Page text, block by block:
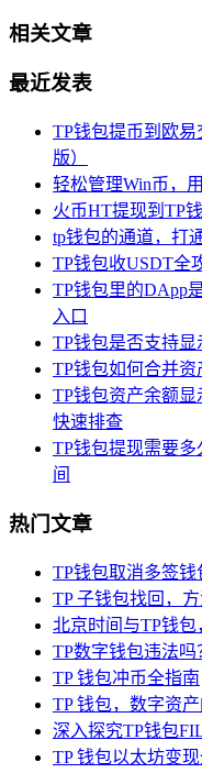
相关文章
最近发表
TP钱包提币到欧
版）
轻松管理Win币，
火币HT提现到TP
tp钱包的通道，打
TP钱包收USDT全
TP钱包里的DApp
入口
TP钱包是否支持
TP钱包如何合并
TP钱包资产余额
快速排查
TP钱包提现需要
间
热门文章
TP钱包取消多签钱
TP 子钱包找回，
北京时间与TP钱
TP数字钱包违法
TP 钱包冲币全指南
TP 钱包，数字资
深入探究TP钱包
TP 钱包以太坊变